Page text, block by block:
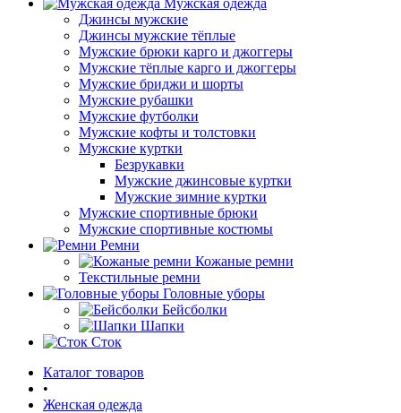
Мужская одежда
Джинсы мужские
Джинсы мужские тёплые
Мужские брюки карго и джоггеры
Мужские тёплые карго и джоггеры
Мужские бриджи и шорты
Мужские рубашки
Мужские футболки
Мужские кофты и толстовки
Мужские куртки
Безрукавки
Мужские джинсовые куртки
Мужские зимние куртки
Мужские спортивные брюки
Мужские спортивные костюмы
Ремни
Кожаные ремни
Текстильные ремни
Головные уборы
Бейсболки
Шапки
Сток
Каталог товаров
•
Женская одежда